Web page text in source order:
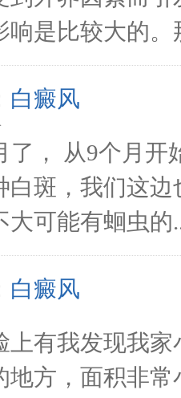
响是比较大的。
白癜风
了， 从9个月
白斑，我们这
大可能有蛔虫的
白癜风
上有我发现我
地方，面积非